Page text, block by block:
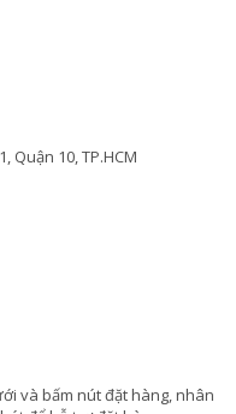
Quận 10, TP.HCM
và bấm nút đặt hàng, nhân